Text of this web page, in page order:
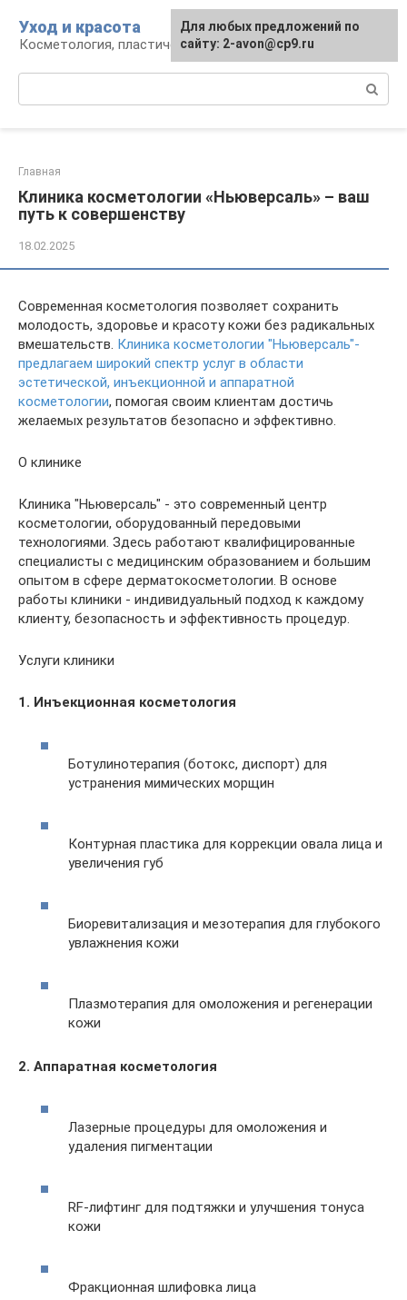
контенту
Уход и красота
Косметология, пластическая хирургия, уход
Главная
Клиника косметологии «Ньюверсаль» – ваш
путь к совершенству
18.02.2025
Современная косметология позволяет сохранить
молодость, здоровье и красоту кожи без радикальных
вмешательств. Клиника косметологии "Ньюверсаль"-
предлагаем широкий спектр услуг в области
эстетической, инъекционной и аппаратной
косметологии, помогая своим клиентам достичь
желаемых результатов безопасно и эффективно.
О клинике
Клиника "Ньюверсаль" - это современный центр
косметологии, оборудованный передовыми
технологиями. Здесь работают квалифицированные
специалисты с медицинским образованием и большим
опытом в сфере дерматокосметологии. В основе
работы клиники - индивидуальный подход к каждому
клиенту, безопасность и эффективность процедур.
Услуги клиники
1. Инъекционная косметология
Ботулинотерапия (ботокс, диспорт) для
устранения мимических морщин
Контурная пластика для коррекции овала лица и
увеличения губ
Биоревитализация и мезотерапия для глубокого
увлажнения кожи
Плазмотерапия для омоложения и регенерации
кожи
2. Аппаратная косметология
Лазерные процедуры для омоложения и
удаления пигментации
RF-лифтинг для подтяжки и улучшения тонуса
кожи
Фракционная шлифовка лица
Для любых предложений по
сайту: 2-avon@cp9.ru